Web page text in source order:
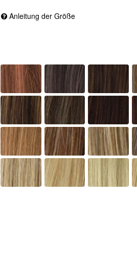
Anleitung der Größe